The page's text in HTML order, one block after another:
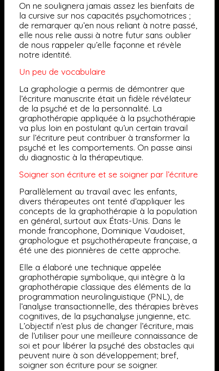
On ne soulignera jamais assez les bienfaits de
la cursive sur nos capacités psychomotrices ;
de remarquer qu’en nous reliant à notre passé,
elle nous relie aussi à notre futur sans oublier
de nous rappeler qu’elle façonne et révèle
notre identité.
Un peu de vocabulaire
La graphologie a permis de démontrer que
l’écriture manuscrite était un fidèle révélateur
de la psyché et de la personnalité. La
graphothérapie appliquée à la psychothérapie
va plus loin en postulant qu’un certain travail
sur l’écriture peut contribuer à transformer la
psyché et les comportements. On passe ainsi
du diagnostic à la thérapeutique.
Soigner son écriture et se soigner par l’écriture
Parallèlement au travail avec les enfants,
divers thérapeutes ont tenté d’appliquer les
concepts de la graphothérapie à la population
en général, surtout aux États-Unis. Dans le
monde francophone, Dominique Vaudoiset,
graphologue et psychothérapeute française, a
été une des pionnières de cette approche.
Elle a élaboré une technique appelée
graphothérapie symbolique, qui intègre à la
graphothérapie classique des éléments de la
programmation neurolinguistique (PNL), de
l’analyse transactionnelle, des thérapies brèves
cognitives, de la psychanalyse jungienne, etc.
L’objectif n’est plus de changer l’écriture, mais
de l’utiliser pour une meilleure connaissance de
soi et pour libérer la psyché des obstacles qui
peuvent nuire à son développement; bref,
soigner son écriture pour se soigner.